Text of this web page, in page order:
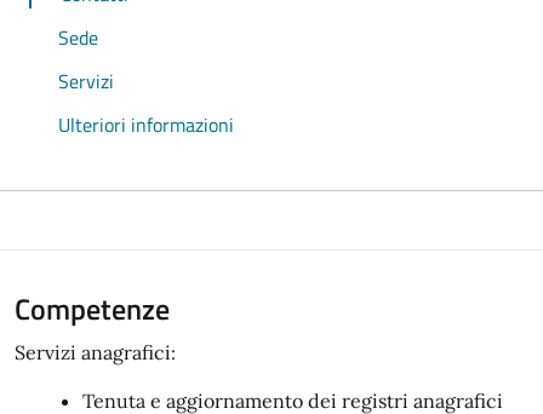
Sede
Servizi
Ulteriori informazioni
Competenze
Servizi anagrafici:
Tenuta e aggiornamento dei registri anagrafici